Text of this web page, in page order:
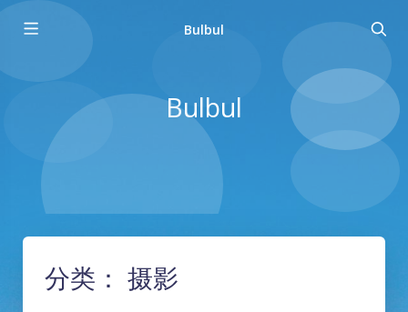
Bulbul
Bulbul
分类： 摄影